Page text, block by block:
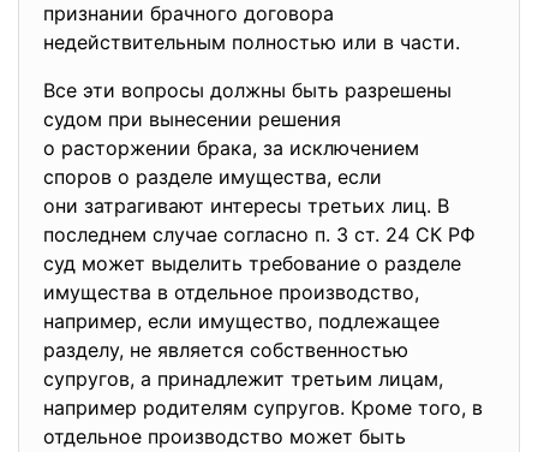
признании брачного договора
недействительным полностью или в части.
Все эти вопросы должны быть разрешены
судом при вынесении решения
о расторжении брака, за исключением
споров о разделе имущества, если
они затрагивают интересы третьих лиц. В
последнем случае согласно п. 3 ст. 24 СК РФ
суд может выделить требование о разделе
имущества в отдельное производство,
например, если имущество, подлежащее
разделу, не является собственностью
супругов, а принадлежит третьим лицам,
например родителям супругов. Кроме того, в
отдельное производство может быть